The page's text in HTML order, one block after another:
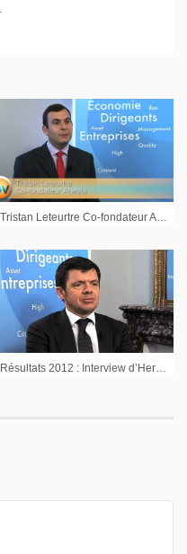
Tristan Leteurtre Co-fondateur Anevia : « L’enjeu est d’accélérer pour prendre les parts de marchés »